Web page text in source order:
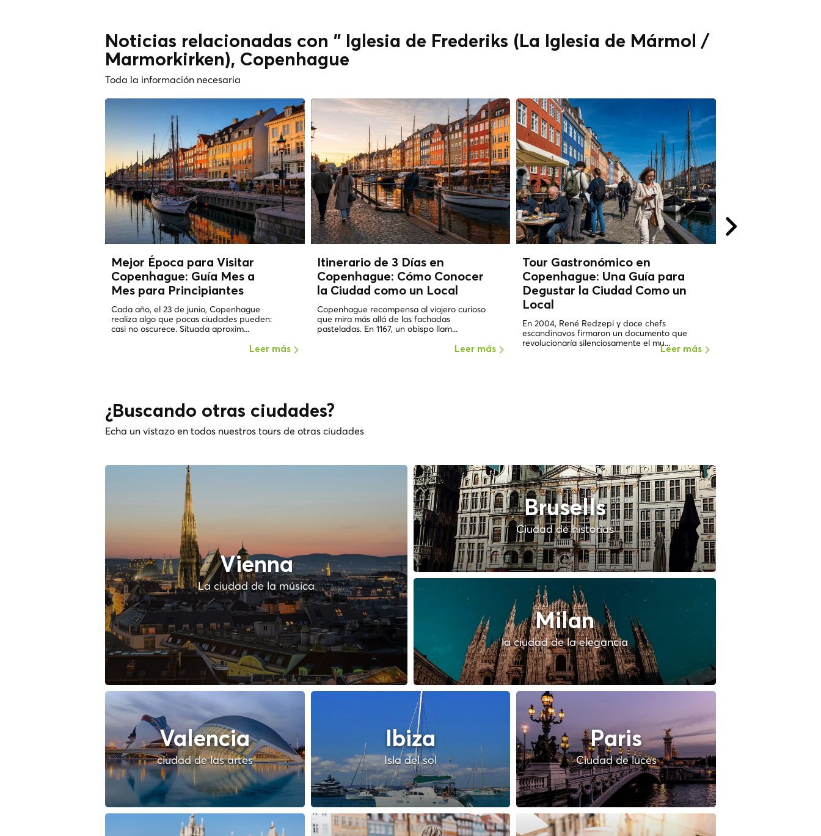
Noticias relacionadas con " Iglesia de Frederiks (La Iglesia de Mármol /
Marmorkirken), Copenhague
Toda la información necesaria
Mejor Época para Visitar
Copenhague: Guía Mes a
Mes para Principiantes
Cada año, el 23 de junio, Copenhague
realiza algo que pocas ciudades pueden:
casi no oscurece. Situada aproxim...
Leer más
Itinerario de 3 Días en
Copenhague: Cómo Conocer
la Ciudad como un Local
Copenhague recompensa al viajero curioso
que mira más allá de las fachadas
pasteladas. En 1167, un obispo llam...
Leer más
Tour Gastronómico en
Copenhague: Una Guía para
Degustar la Ciudad Como un
Local
En 2004, René Redzepi y doce chefs
escandinavos firmaron un documento que
revolucionaría silenciosamente el mu...
Leer más
¿Buscando otras ciudades?
Echa un vistazo en todos nuestros tours de otras ciudades
Vienna
La ciudad de la música
Brusells
Ciudad de historias
Milan
la ciudad de la elegancia
Valencia
ciudad de las artes
Ibiza
Isla del sol
Paris
Ciudad de luces